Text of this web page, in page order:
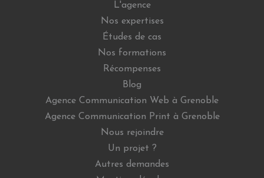
L'agence
Nos expertises
Études de cas
Nos formations
Récompenses
Blog
Agence Communication Web à Grenoble
Agence Communication Print à Grenoble
Nous rejoindre
Un projet ?
Autres demandes